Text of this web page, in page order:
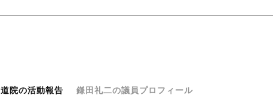
道院の活動報告 鎌田礼二の議員プロフィール